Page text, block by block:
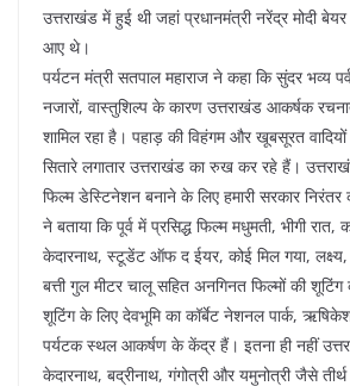
उत्तराखंड में हुई थी जहां प्रधानमंत्री नरेंद्र मोदी
आए थे।
पर्यटन मंत्री सतपाल महाराज ने कहा कि सुंदर भव्य
नजारों, वास्तुशिल्प के कारण उत्तराखंड आकर्षक
शामिल रहा है। पहाड़ की विहंगम और खूबसूरत
सितारे लगातार उत्तराखंड का रुख कर रहे हैं।
फिल्म डेस्टिनेशन बनाने के लिए हमारी सरकार
ने बताया कि पूर्व में प्रसिद्ध फिल्म मधुमती, भीगी रात,
केदारनाथ, स्टूडेंट ऑफ द ईयर, कोई मिल गया,
बत्ती गुल मीटर चालू सहित अनगिनत फिल्मों की
शूटिंग के लिए देवभूमि का कॉर्बेट नेशनल पार्क,
पर्यटक स्थल आकर्षण के केंद्र हैं। इतना ही नहीं
केदारनाथ, बद्रीनाथ, गंगोत्री और यमुनोत्री जैसे